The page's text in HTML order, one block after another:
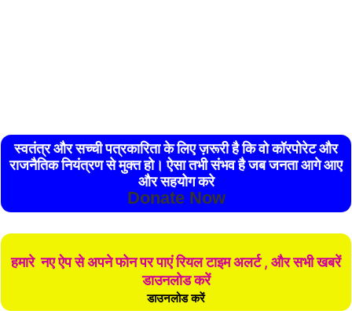
स्वतंत्र और सच्ची पत्रकारिता के लिए ज़रूरी है कि वो कॉरपोरेट और
राजनैतिक नियंत्रण से मुक्त हो। ऐसा तभी संभव है जब जनता आगे आए
और सहयोग करे
Donate Now
हमारे नए ऐप से अपने फोन पर पाएं रियल टाइम अलर्ट , और सभी खबरें
डाउनलोड करें
डाउनलोड करें